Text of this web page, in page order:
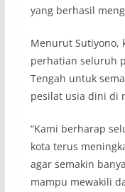
yang berhasil
Menurut Sutiyono,
perhatian seluruh
Tengah untuk
pesilat usia dini di
“Kami berharap
kota terus
agar semakin
mampu mewakili